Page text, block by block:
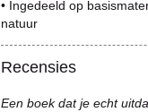
• Ingedeeld op
natuur
Recensies
Een boek dat je echt